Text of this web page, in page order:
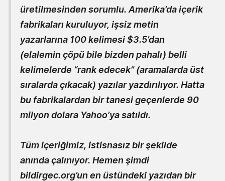
üretilmesinden sorumlu. Amerika’da içerik
fabrikaları kuruluyor, işsiz metin
yazarlarına 100 kelimesi $3.5’dan
(elalemin çöpü bile bizden pahalı) belli
kelimelerde “rank edecek” (aramalarda üst
sıralarda çıkacak) yazılar yazdırılıyor. Hatta
bu fabrikalardan bir tanesi geçenlerde 90
milyon dolara Yahoo’ya satıldı.
Tüm içeriğimiz, istisnasız bir şekilde
anında çalınıyor. Hemen şimdi
bildirgec.org’un en üstündeki yazıdan bir